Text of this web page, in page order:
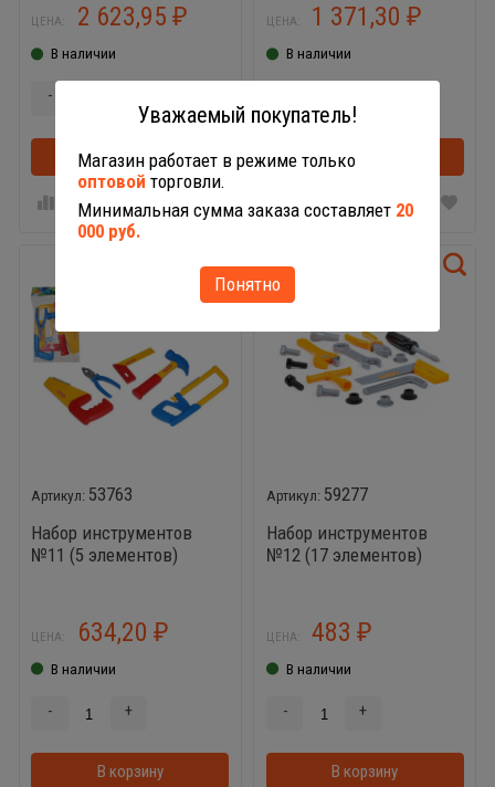
ЦЕНА: 2 623,95 ₽
В наличии
-
В корзину В корзинке
ЦЕНА: 1 371,30₽
В наличии
В корзину
53763
Набор инструментов
№11 (5 элементов)
ЦЕНА: 634,20 ₽
В наличии
- +
В корзину В корзинке
59277
Набор инструментов
№12 (17 элементов)
ЦЕНА: 483₽
В наличии
- +
В корзину
Уважаемый покупатель!
Магазин работает в режиме только
оптовой торговли.
Минимальная сумма заказа составляет 20
000 руб.
Понятно